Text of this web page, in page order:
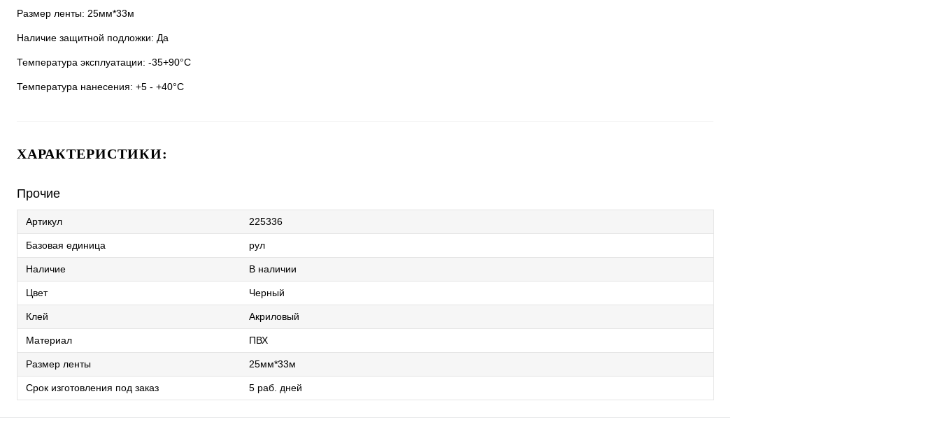
Размер ленты: 25мм*33м
Наличие защитной подложки: Да
Температура эксплуатации: -35+90°C
Температура нанесения: +5 - +40°C
ХАРАКТЕРИСТИКИ:
Прочие
Артикул 225336
Базовая единица рул
Наличие В наличии
Цвет Черный
Клей Акриловый
Материал ПВХ
Размер ленты 25мм*33м
Срок изготовления под заказ 5 раб. дней